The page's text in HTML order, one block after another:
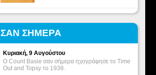
ΣΑΝ ΣΗΜΕΡΑ
Κυριακή, 9 Αυγούστου
Ο Count Basie σαν σήμερα ηχογράφησε το Time
Out and Topsy το 1938.